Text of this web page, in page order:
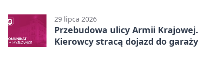
29 lipca 2026
Przebudowa ulicy Armii Krajowej.
Kierowcy stracą dojazd do garaży